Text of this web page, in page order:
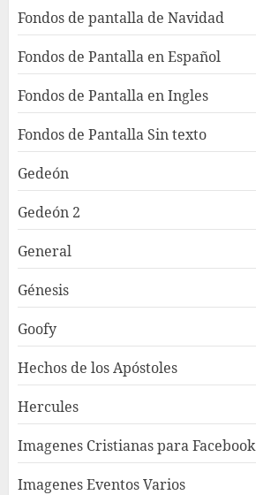
Fondos de pantalla de Navidad
Fondos de Pantalla en Español
Fondos de Pantalla en Ingles
Fondos de Pantalla Sin texto
Gedeón
Gedeón 2
General
Génesis
Goofy
Hechos de los Apóstoles
Hercules
Imagenes Cristianas para Facebook
Imagenes Eventos Varios